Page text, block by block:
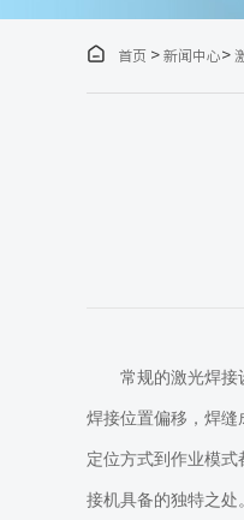
 首页 > 新闻中心>
常规的激光焊接
焊接位置偏移，焊缝
定位方式到作业模
接机具备的独特之处